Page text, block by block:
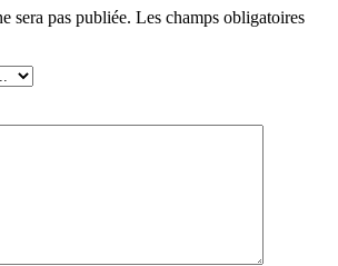
sera pas publiée. Les champs obligatoires